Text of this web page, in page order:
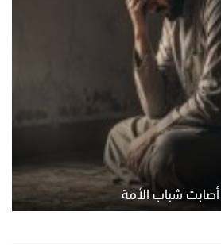
أصابت شباب الأمة